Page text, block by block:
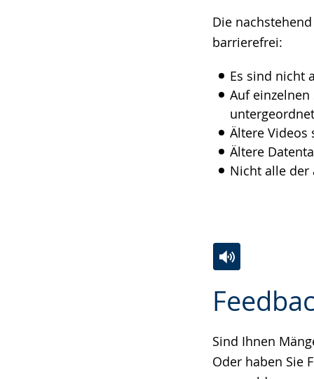
Die
barrierefrei:
Es sind nicht
Auf
Ältere
Ältere
Nicht alle der
wechseln.
Deutscher
angezeigt.
Sind Ihnen
Oder haben Sie
Leichten
wechseln.
Audio-
Video
Deutscher